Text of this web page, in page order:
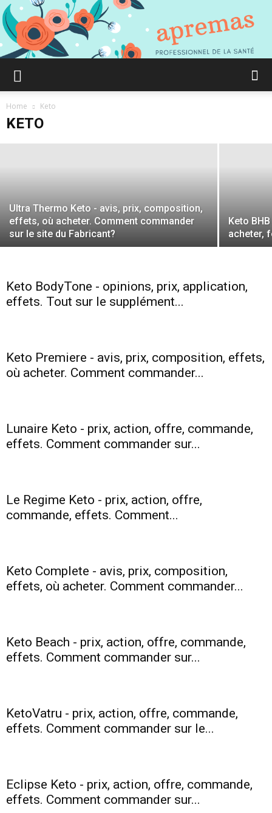
en
santé
et
Home Keto
KETO
Purefit Keto - avis, prix, composition,
effets, où acheter. Comment
commander sur le site du Fabricant?
Ultra Thermo Keto - avis, prix, composition,
effets, où acheter. Comment commander
sur le site du Fabricant?
Keto
acheter,
Keto BodyTone - opinions, prix, application,
effets. Tout sur le supplément...
Keto Premiere - avis, prix, composition, effets,
où acheter. Comment commander...
Lunaire Keto - prix, action, offre, commande,
effets. Comment commander sur...
Le Regime Keto - prix, action, offre,
commande, effets. Comment...
Keto Complete - avis, prix, composition,
effets, où acheter. Comment commander...
Keto Beach - prix, action, offre, commande,
effets. Comment commander sur...
KetoVatru - prix, action, offre, commande,
effets. Comment commander sur le...
Eclipse Keto - prix, action, offre, commande,
effets. Comment commander sur...